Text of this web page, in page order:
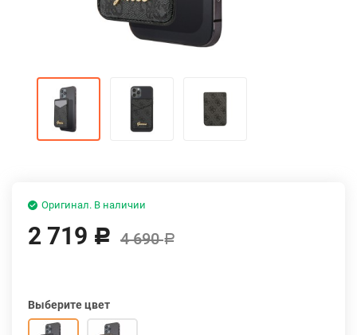
Оригинал. В наличии
2 719 Р 4 690Р
Выберите цвет